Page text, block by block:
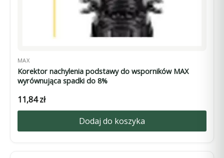
MAX
Korektor nachylenia podstawy do wsporników MAX
wyrównująca spadki do 8%
11,84zł
Dodaj do koszyka